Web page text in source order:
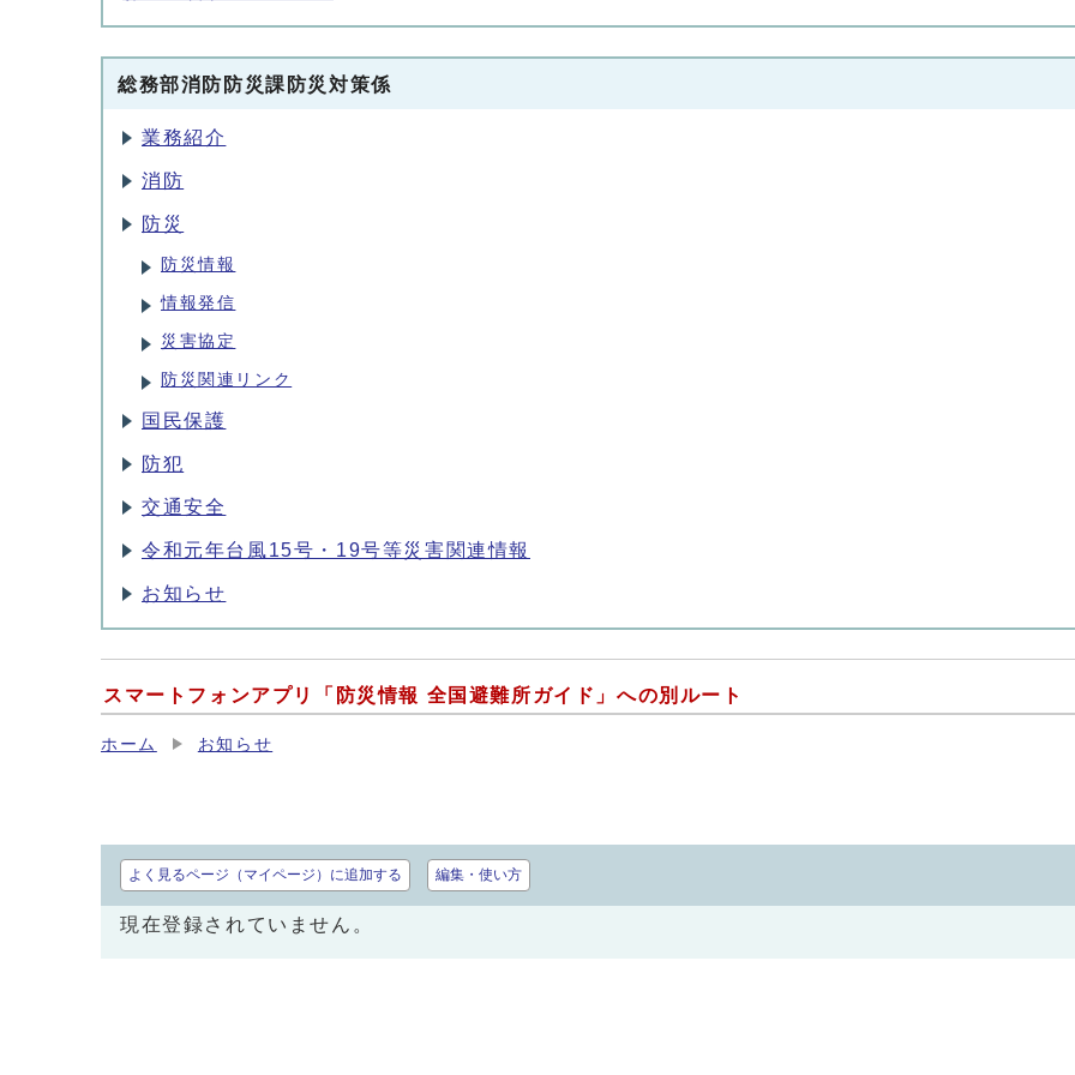
総務部消防防災課防災対策係
業務紹介
消防
防災
防災情報
情報発信
災害協定
防災関連リンク
国民保護
防犯
交通安全
令和元年台風15号・19号等災害関連情報
お知らせ
スマートフォンアプリ「防災情報 全国避難所ガイド」への別ルート
ホーム お知らせ
よく見るページ（マイページ）に追加する 編集・使い方
現在登録されていません。